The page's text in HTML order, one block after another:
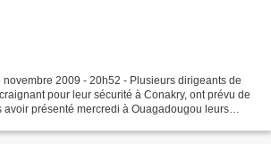
novembre 2009 - 20h52 - Plusieurs dirigeants de
pour leur sécurité à Conakry, ont prévu de
avoir présenté mercredi à Ouagadougou leurs